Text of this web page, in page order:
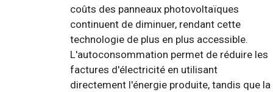
coûts des panneaux photovoltaïques
continuent de diminuer, rendant cette
technologie de plus en plus accessible.
L'autoconsommation permet de réduire les
factures d'électricité en utilisant
directement l'énergie produite, tandis que la